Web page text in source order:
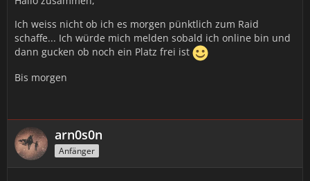
Ich weiss nicht ob ich es morgen pünktlich zum Raid
schaffe... Ich würde mich melden sobald ich online bin und
dann gucken ob noch ein Platz frei ist
Bis morgen
arn0s0n
Anfänger